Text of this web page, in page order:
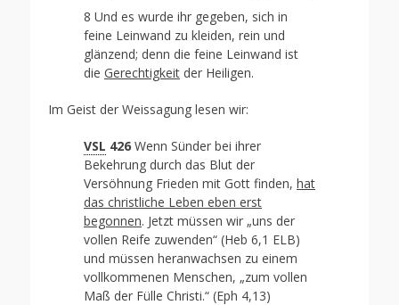
8 Und es wurde ihr gegeben, sich in
feine Leinwand zu kleiden, rein und
glänzend; denn die feine Leinwand ist
die Gerechtigkeit der Heiligen.
Im Geist der Weissagung lesen wir:
VSL 426 Wenn Sünder bei ihrer
Bekehrung durch das Blut der
Versöhnung Frieden mit Gott finden, hat
das christliche Leben eben erst
begonnen. Jetzt müssen wir „uns der
vollen Reife zuwenden“ (Heb 6,1 ELB)
und müssen heranwachsen zu einem
vollkommenen Menschen, „zum vollen
Maß der Fülle Christi.“ (Eph 4,13)